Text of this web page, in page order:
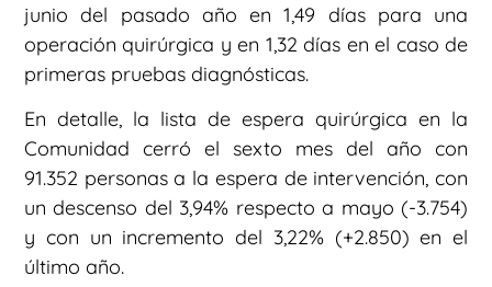
junio del pasado año en 1,49 días para una
operación quirúrgica y en 1,32 días en el caso de
primeras pruebas diagnósticas.
En detalle, la lista de espera quirúrgica en la
Comunidad cerró el sexto mes del año con
91.352 personas a la espera de intervención, con
un descenso del 3,94% respecto a mayo (-3.754)
y con un incremento del 3,22% (+2.850) en el
último año.